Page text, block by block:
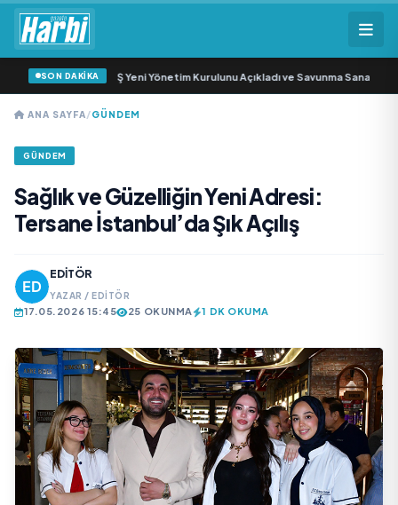
SON DAKİKA
Savunma Sanayi AŞ Yeni Yönetim Kurulunu Açıkladı ve Savunma
ANA SAYFA/GÜNDEM
GÜNDEM
Sağlık ve Güzelliğin Yeni Adresi:
Tersane İstanbul’da Şık Açılış
EDITÖR
YAZAR / EDITÖR
17.05.2026 15:45 25 OKUNMA 1 DK OKUMA